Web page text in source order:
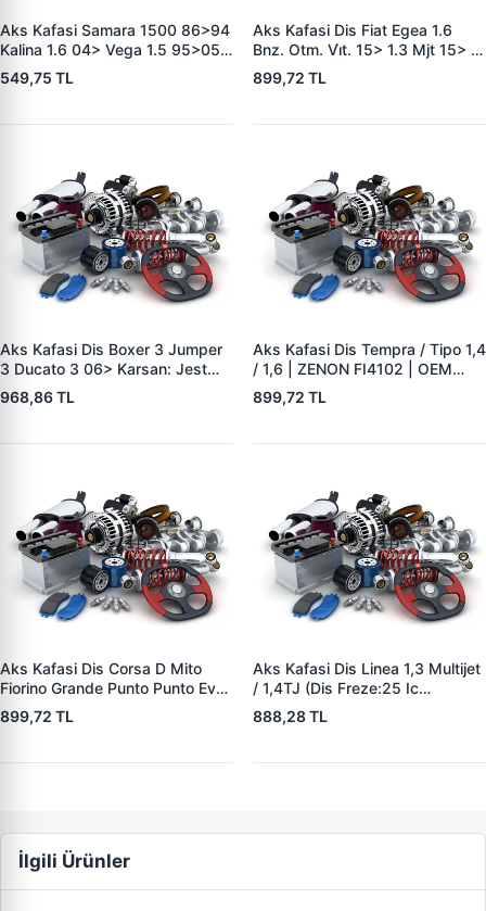
Aks Kafasi Samara 1500 86>94
Kalina 1.6 04> Vega 1.5 95>05 |
ZENON LD4110 | OEM
21082215010
549,75 TL
Aks Kafasi Dis Fiat Egea 1.6
Bnz. Otm. Vi̇t. 15> 1.3 Mjt 15> |
ZENON FI4115 | OEM
46308734
899,72 TL
Aks Kafasi Dis Boxer 3 Jumper
3 Ducato 3 06> Karsan: Jest
13> (Dis Freze:35, Teker Tarafi
Ic Freze:29 Conta Capi:71,5MM
120BG 130CV Puma C81 110BG
968,86 TL
Aks Kafasi Dis Tempra / Tipo 1,4
/ 1,6 | ZENON FI4102 | OEM
92601903
899,72 TL
Aks Kafasi Dis Corsa D Mito
Fiorino Grande Punto Punto Evo
| ZENON FI4110 | OEM
46308322
899,72 TL
Aks Kafasi Dis Linea 1,3 Multijet
/ 1,4TJ (Dis Freze:25 Ic
Freze:25) | ZENON FI4114 |
OEM 46308648
888,28 TL
İlgili Ürünler